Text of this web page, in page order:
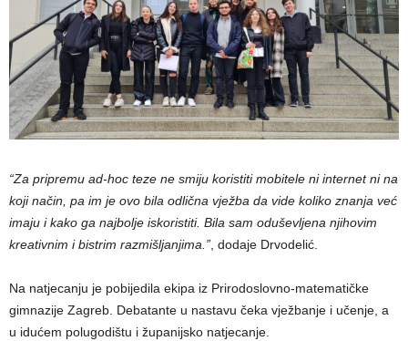
“Za pripremu ad-hoc teze ne smiju koristiti mobitele ni internet ni na
koji način, pa im je ovo bila odlična vježba da vide koliko znanja već
imaju i kako ga najbolje iskoristiti. Bila sam oduševljena njihovim
kreativnim i bistrim razmišljanjima.”, dodaje Drvodelić.
Na natjecanju je pobijedila ekipa iz Prirodoslovno-matematičke
gimnazije Zagreb. Debatante u nastavu čeka vježbanje i učenje, a
u idućem polugodištu i županijsko natjecanje.